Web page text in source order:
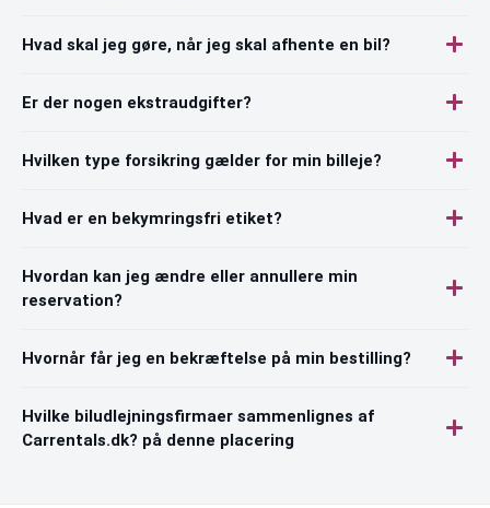
Hvad skal jeg gøre, når jeg skal afhente en bil?
Er der nogen ekstraudgifter?
Hvilken type forsikring gælder for min billeje?
Hvad er en bekymringsfri etiket?
Hvordan kan jeg ændre eller annullere min
reservation?
Hvornår får jeg en bekræftelse på min bestilling?
Hvilke biludlejningsfirmaer sammenlignes af
Carrentals.dk? på denne placering